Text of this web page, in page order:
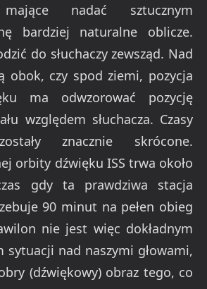
nadać sztucznym
bardziej naturalne oblicze.
do słuchaczy zewsząd. Nad
obok, czy spod ziemi, pozycja
ma odwzorować pozycję
względem słuchacza. Czasy
znacznie skrócone.
orbity dźwięku ISS trwa około
gdy ta prawdziwa stacja
90 minut na pełen obieg
nie jest więc dokładnym
sytuacji nad naszymi głowami,
(dźwiękowy) obraz tego, co